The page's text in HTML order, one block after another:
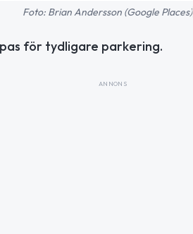
Foto: Brian Andersson (Google Places)
för tydligare parkering.
ANNONS